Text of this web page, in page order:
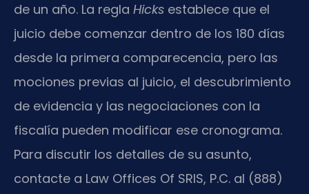
de un año. La regla Hicks establece que el
juicio debe comenzar dentro de los 180 días
desde la primera comparecencia, pero las
mociones previas al juicio, el descubrimiento
de evidencia y las negociaciones con la
fiscalía pueden modificar ese cronograma.
Para discutir los detalles de su asunto,
contacte a Law Offices Of SRIS, P.C. al (888)